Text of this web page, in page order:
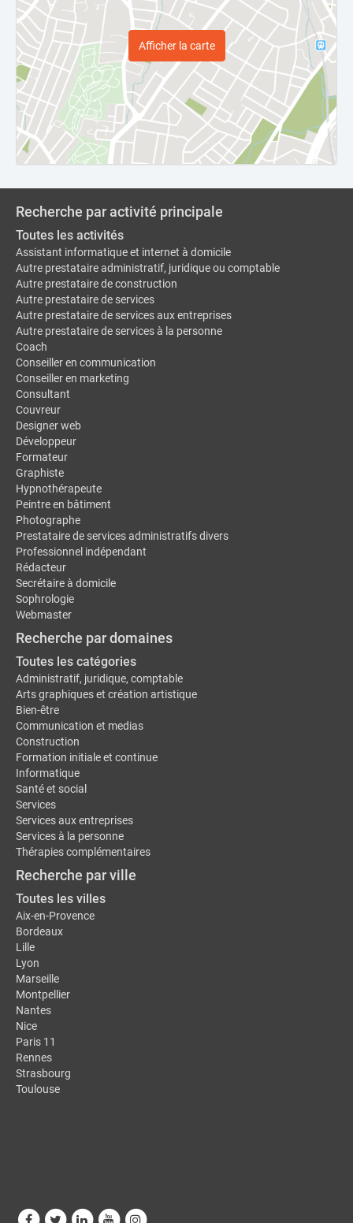
Afficher la carte
Recherche par activité principale
Toutes les activités
Assistant informatique et internet à domicile
Autre prestataire administratif, juridique ou comptable
Autre prestataire de construction
Autre prestataire de services
Autre prestataire de services aux entreprises
Autre prestataire de services à la personne
Coach
Conseiller en communication
Conseiller en marketing
Consultant
Couvreur
Designer web
Développeur
Formateur
Graphiste
Hypnothérapeute
Peintre en bâtiment
Photographe
Prestataire de services administratifs divers
Professionnel indépendant
Rédacteur
Secrétaire à domicile
Sophrologie
Webmaster
Recherche par domaines
Toutes les catégories
Administratif, juridique, comptable
Arts graphiques et création artistique
Bien-être
Communication et medias
Construction
Formation initiale et continue
Informatique
Santé et social
Services
Services aux entreprises
Services à la personne
Thérapies complémentaires
Recherche par ville
Toutes les villes
Aix-en-Provence
Bordeaux
Lille
Lyon
Marseille
Montpellier
Nantes
Nice
Paris 11
Rennes
Strasbourg
Toulouse